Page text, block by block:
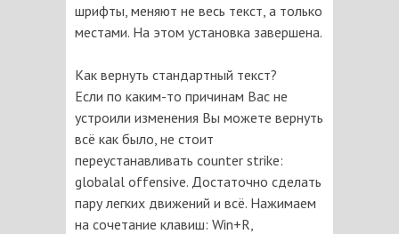
шрифты, меняют не весь текст, а только
местами. На этом установка завершена.
Как вернуть стандартный текст?
Если по каким-то причинам Вас не
устроили изменения Вы можете вернуть
всё как было, не стоит
переустанавливать counter strike:
globalal offensive. Достаточно сделать
пару легких движений и всё. Нажимаем
на сочетание клавиш: Win+R,